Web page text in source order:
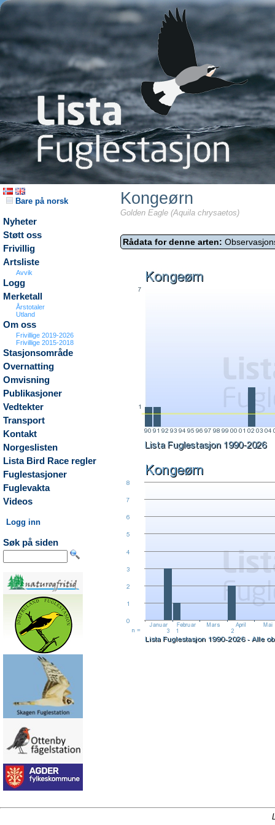
Bare på norsk
Nyheter
Støtt oss
Frivillig
Artsliste
Avvik
Logg
Merketall
Årstotaler
Utland
Om oss
Frivillige 2019-2026
Frivillige 2015-2018
Stasjonsområde
Overnatting
Omvisning
Publikasjoner
Vedtekter
Transport
Kontakt
Norgeslisten
Lista Bird Race regler
Fuglestasjoner
Fuglevakta
Videos
Logg inn
Søk på siden
Kongeørn
Golden Eagle (Aquila chrysaetos)
Rådata for denne arten: